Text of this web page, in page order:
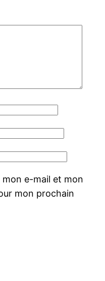
e-mail et mon
mon prochain